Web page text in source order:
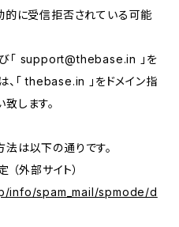
的に受信拒否されている可能
「 support@thebase.in
」を
、「 thebase.in 」をドメイン指
します。
は以下の通りです。
外部サイト）
info/spam_mail/spmode/d